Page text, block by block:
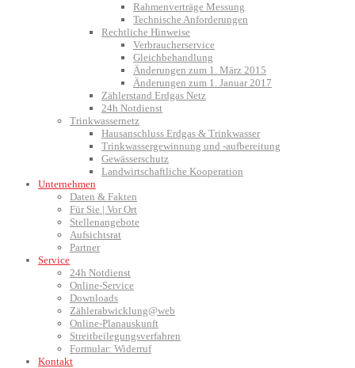
Rahmenverträge Messung
Technische Anforderungen
Rechtliche Hinweise
Verbraucherservice
Gleichbehandlung
Änderungen zum 1. März 2015
Änderungen zum 1. Januar 2017
Zählerstand Erdgas Netz
24h Notdienst
Trinkwassernetz
Hausanschluss Erdgas & Trinkwasser
Trinkwassergewinnung und -aufbereitung
Gewässerschutz
Landwirtschaftliche Kooperation
Unternehmen
Daten & Fakten
Für Sie | Vor Ort
Stellenangebote
Aufsichtsrat
Partner
Service
24h Notdienst
Online-Service
Downloads
Zählerabwicklung@web
Online-Planauskunft
Streitbeilegungsverfahren
Formular: Widerruf
Kontakt